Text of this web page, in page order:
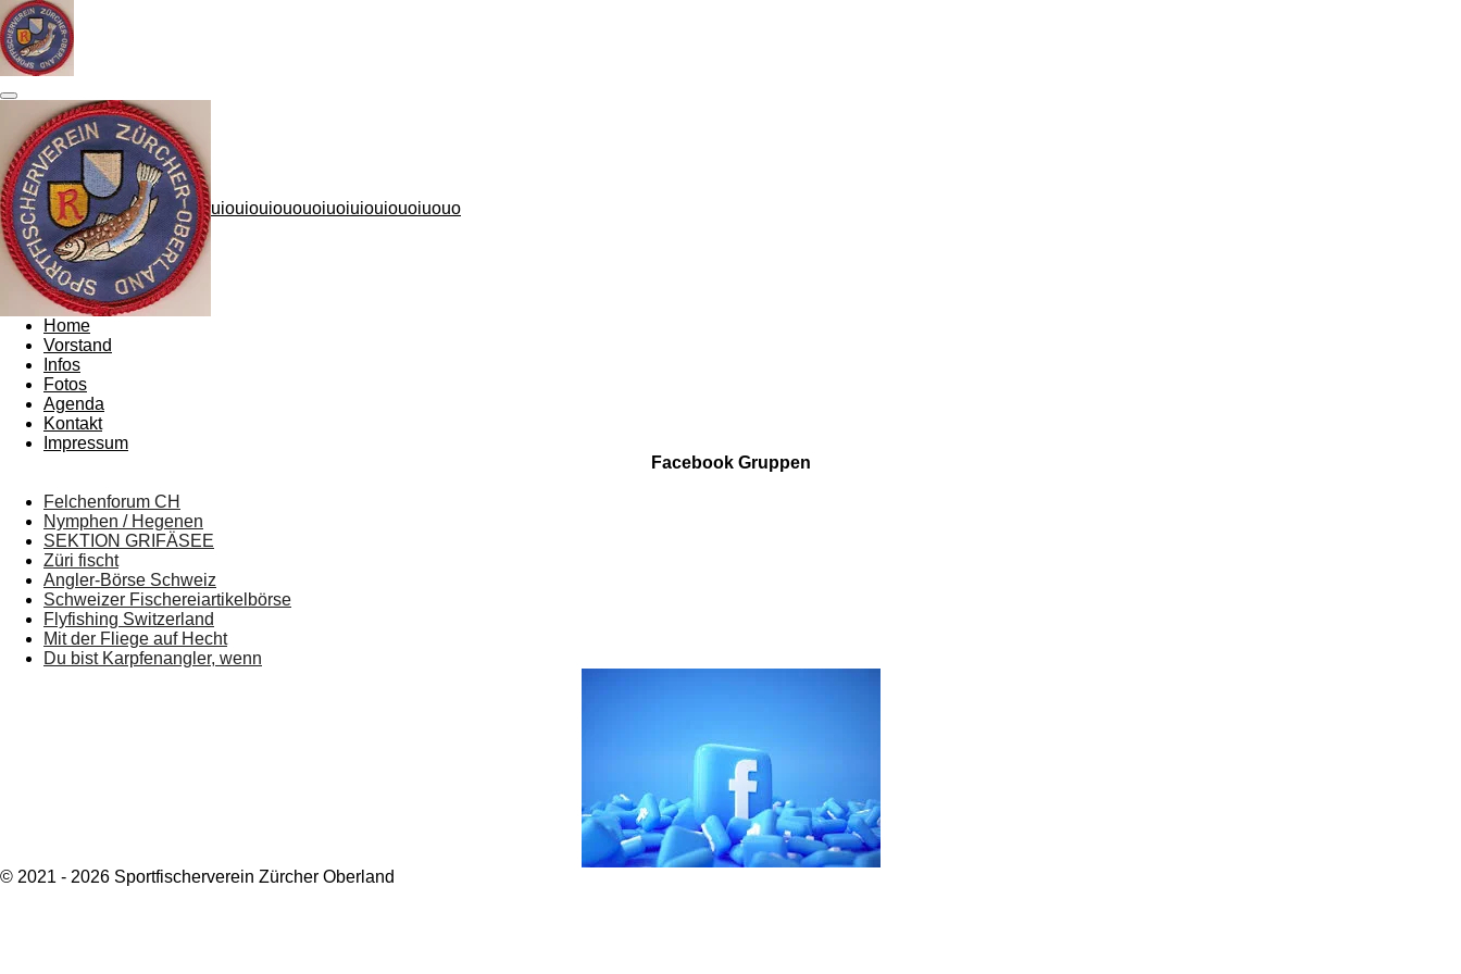
Zum
Hauptinhalt
springen
uiouiouiououoiuoiuiouiouoiuouo
Home
Vorstand
Infos
Fotos
Agenda
Kontakt
Impressum
Facebook Gruppen
Felchenforum CH
Nymphen / Hegenen
SEKTION GRIFÄSEE
Züri fischt
Angler-Börse Schweiz
Schweizer Fischereiartikelbörse
Flyfishing Switzerland
Mit der Fliege auf Hecht
Du bist Karpfenangler, wenn
© 2021 - 2026 Sportfischerverein Zürcher Oberland